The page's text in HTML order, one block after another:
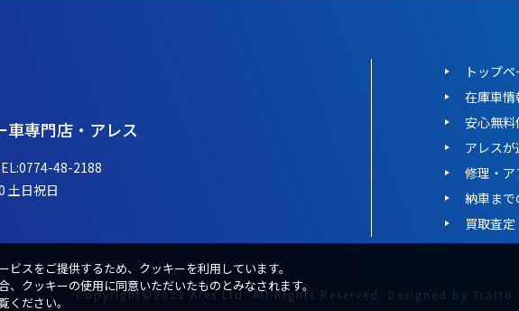
車専門店・アレス
0774-48-2188
土日祝日
トップ
在庫車情
安心無料
アレス
修理・
納車ま
買取査定
Copyright©2022 Ares Ltd. All Rights Reserved. Designed by Tratto
スをご提供するため、クッキーを利用しています。
クッキーの使用に同意いただいたものとみなされます。
ください。